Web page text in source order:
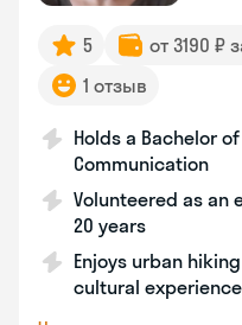
5 от 3190 ₽
1 отзыв
Holds a Bachelor
Communication
Volunteered as an
20 years
Enjoys urban
cultural